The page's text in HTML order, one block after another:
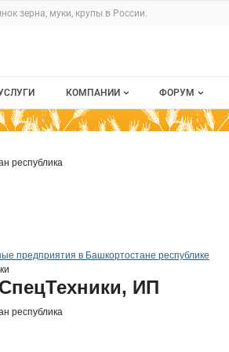
по сайту grainboard.ru
зерна, муки, крупы в России.
пользователя
сайта grainboard.ru
КОМПАНИИ
О каталоге компаний
ФОРУМ
Все темы
компаниио компании
республика
сайту
предприятия в Башкортостане республике
о компании
ИП
республика